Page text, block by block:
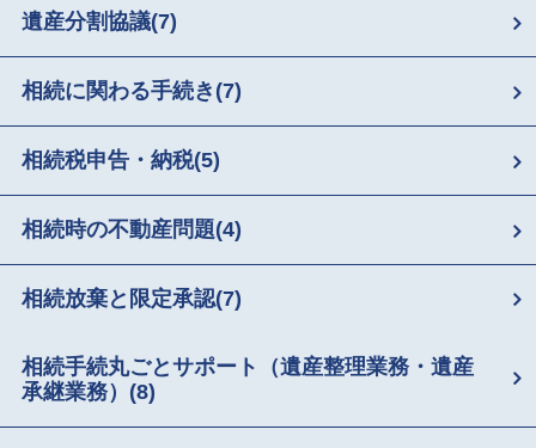
遺産分割協議(7)
相続に関わる手続き (7)
相続税申告・納税(5)
相続時の不動産問題(4)
相続放棄と限定承認(7)
相続手続丸ごとサポート（遺産整理業務・遺産
承継業務） (8)